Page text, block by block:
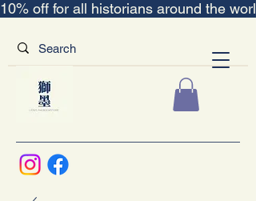
10% off for all historians around the